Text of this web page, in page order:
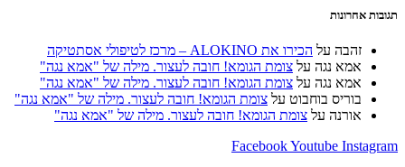
תגובות אחרונות
זהבה על הכירו את ALOKINO – מרכז לטיפולי אסתטיקה
אמא נגה על צומת הגומא! חובה לעצור. מילה של "אמא נגה"
אמא נגה על צומת הגומא! חובה לעצור. מילה של "אמא נגה"
בוריס בוחבוט על צומת הגומא! חובה לעצור. מילה של "אמא נגה"
אורנה על צומת הגומא! חובה לעצור. מילה של "אמא נגה"
FacebookYoutube Instagram